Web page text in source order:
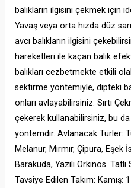
balıkların ilgisini çekmek için
Yavaş veya orta hızda düz
avcı balıkların ilgisini
hareketleri ile kaçan balık
balıkları cezbetmekte etkili
sektirme yöntemiyle, dipteki
onları avlayabilirsiniz. Sırtı
çekerek kullanabilirsiniz, bu
yöntemdir. Avlanacak Türler:
Melanur, Mırmır, Çipura,
Baraküda, Yazılı Orkinos.
Tavsiye Edilen Takım: Kamış: